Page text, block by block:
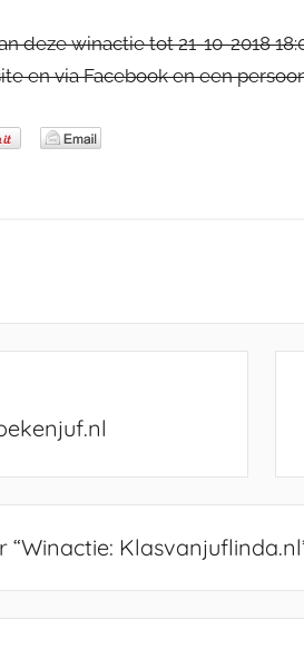
deze winactie tot 21-10-2018
en via Facebook en een
“Winactie: Klasvanjuflinda.nl